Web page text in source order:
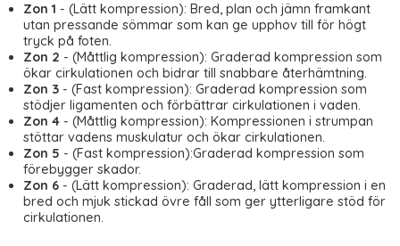
Zon 1 - (Lätt kompression): Bred, plan och jämn framkant
utan pressande sömmar som kan ge upphov till för högt
tryck på foten.
Zon 2 - (Måttlig kompression): Graderad kompression som
ökar cirkulationen och bidrar till snabbare återhämtning.
Zon 3 - (Fast kompression): Graderad kompression som
stödjer ligamenten och förbättrar cirkulationen i vaden.
Zon 4 - (Måttlig kompression): Kompressionen i strumpan
stöttar vadens muskulatur och ökar cirkulationen.
Zon 5 - (Fast kompression):Graderad kompression som
förebygger skador.
Zon 6 - (Lätt kompression): Graderad, lätt kompression i en
bred och mjuk stickad övre fåll som ger ytterligare stöd för
cirkulationen.